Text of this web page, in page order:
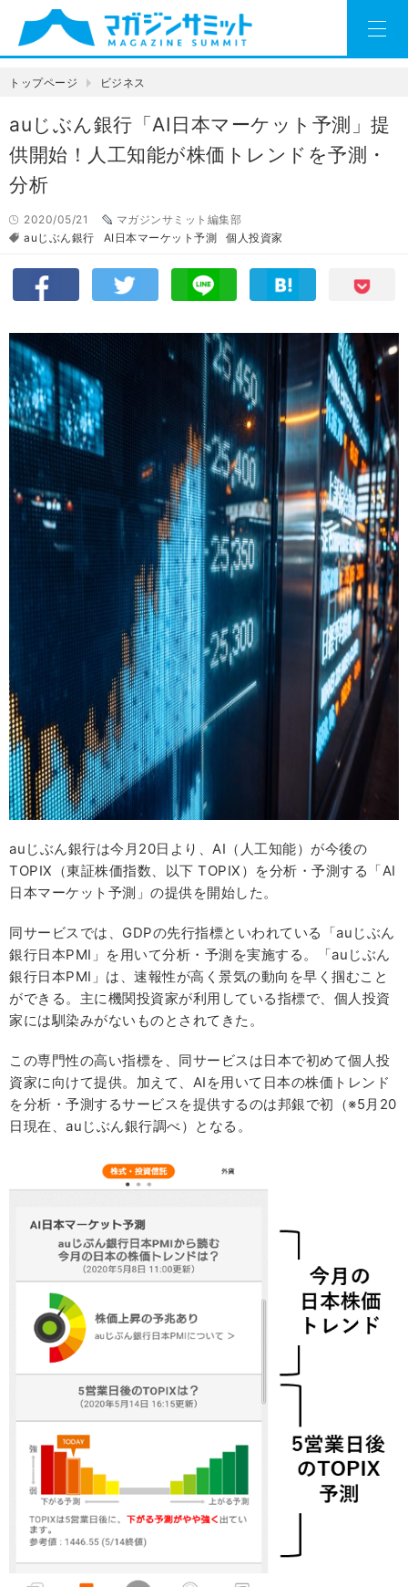
トップページ ビジネス
auじぶん銀行「AI日本マーケット予測」提
供開始！人工知能が株価トレンドを予測・
分析
2020/05/21
マガジンサミット編集部
auじぶん銀行
AI日本マーケット予測 個人投資家
auじぶん銀行は今月20日より、AI（人工知能）が今後の
TOPIX（東証株価指数、以下 TOPIX）を分析・予測する「AI
日本マーケット予測」の提供を開始した。
同サービスでは、GDPの先行指標といわれている「auじぶん
銀行日本PMI」を用いて分析・予測を実施する。「auじぶん
銀行日本PMI」は、速報性が高く景気の動向を早く掴むこと
ができる。主に機関投資家が利用している指標で、個人投資
家には馴染みがないものとされてきた。
この専門性の高い指標を、同サービスは日本で初めて個人投
資家に向けて提供。加えて、AIを用いて日本の株価トレンド
を分析・予測するサービスを提供するのは邦銀で初（※5月20
日現在、auじぶん銀行調べ）となる。